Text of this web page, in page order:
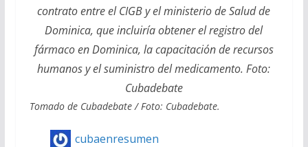
contrato entre el CIGB y el ministerio de Salud de
Dominica, que incluiría obtener el registro del
fármaco en Dominica, la capacitación de recursos
humanos y el suministro del medicamento. Foto:
Cubadebate
Tomado de Cubadebate / Foto: Cubadebate.
cubaenresumen